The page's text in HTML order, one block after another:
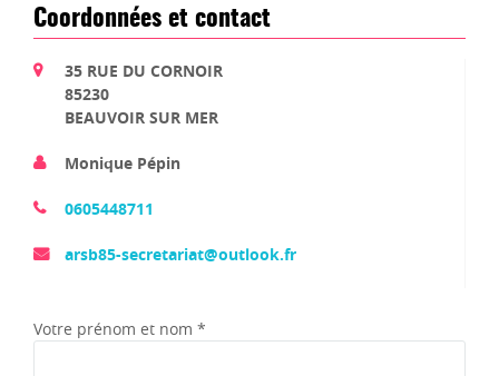
Coordonnées et contact
35 RUE DU CORNOIR
85230
BEAUVOIR SUR MER
Monique Pépin
0605448711
arsb85-secretariat@outlook.fr
Votre prénom et nom *